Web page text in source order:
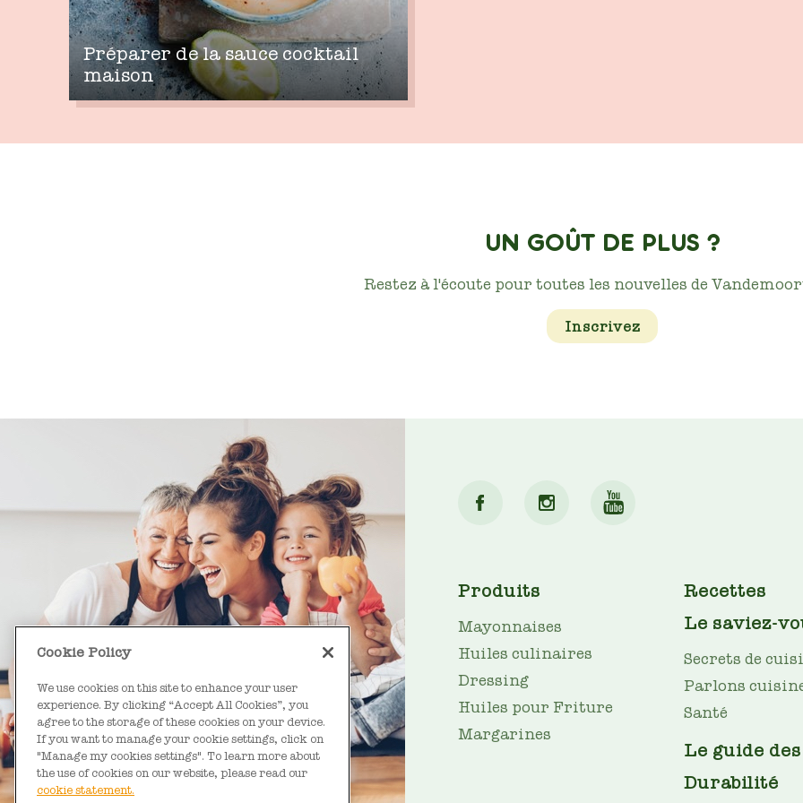
Préparer de la sauce cocktail
maison
UN GOÛT DE PLUS ?
Restez à l'écoute pour toutes les nouvelles de
Inscrivez
MAIN
NAV
Produits
Mayonnaises
Huiles culinaires
Dressing
Huiles pour Friture
Margarines
Recettes
Le saviez-
Secrets de
Parlons
Santé
Le guide
Durabilité
Cookie Policy
We use cookies on this site to enhance your user
experience. By clicking “Accept All Cookies”, you
agree to the storage of these cookies on your device.
If you want to manage your cookie settings, click on
"Manage my cookies settings". To learn more about
the use of cookies on our website, please read our
cookie statement.